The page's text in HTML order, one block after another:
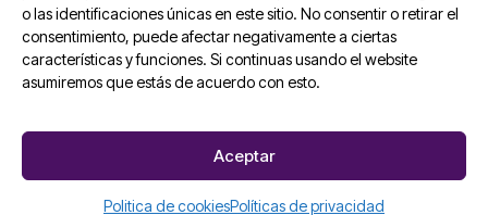
o las identificaciones únicas en este sitio. No consentir o retirar el
consentimiento, puede afectar negativamente a ciertas
características y funciones. Si continuas usando el website
asumiremos que estás de acuerdo con esto.
Aceptar
Politica de cookiesPolíticas de privacidad
Dermoesthetik San Pablo
Medik Center San Pablo – Los Olivos
Diagnóstico por Imágenes Tomomedic